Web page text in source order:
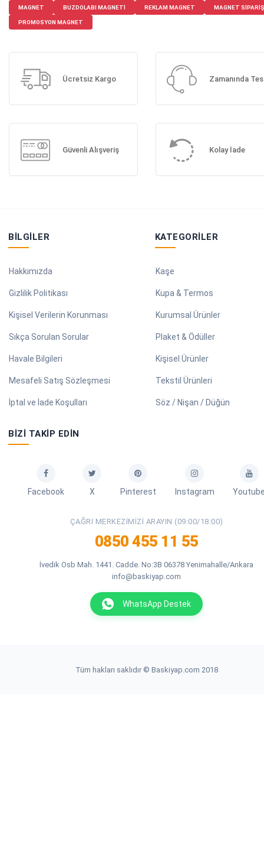
MAGNET BUZDOLABI MAGNETI REKLAM MAGNET MAGNET SIPARIŞ
PROMOSYON MAGNET
Ücretsiz Kargo Zamanında
Güvenli Alışveriş Kolay İade
BILGILER
Hakkımızda
Gizlilik Politikası
Kişisel Verilerin Korunması
Sıkça Sorulan Sorular
Havale Bilgileri
Mesafeli Satış Sözleşmesi
İptal ve İade Koşulları
KATEGORILER
Kaşe
Kupa & Termos
Kurumsal Ürünler
Plaket & Ödüller
Kişisel Ürünler
Tekstil Ürünleri
Söz / Nişan / Düğün
BIZI TAKIP EDIN
Facebook X Pinterest Instagram
ÇAĞRI MERKEZIMIZI ARAYIN (09:00/18:00)
0850 455 11 55
İvedik Osb Mah. 1441. Cadde. No:3B 06378 Yenimahalle/Ankara
info@baskiyap.com
WhatsApp Destek
Tüm hakları saklıdır © Baskiyap.com 2018